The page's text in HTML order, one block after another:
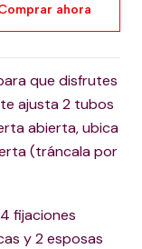
ahora
que disfrutes
ajusta 2 tubos
abierta, ubica
(tráncala por
fijaciones
y 2 esposas